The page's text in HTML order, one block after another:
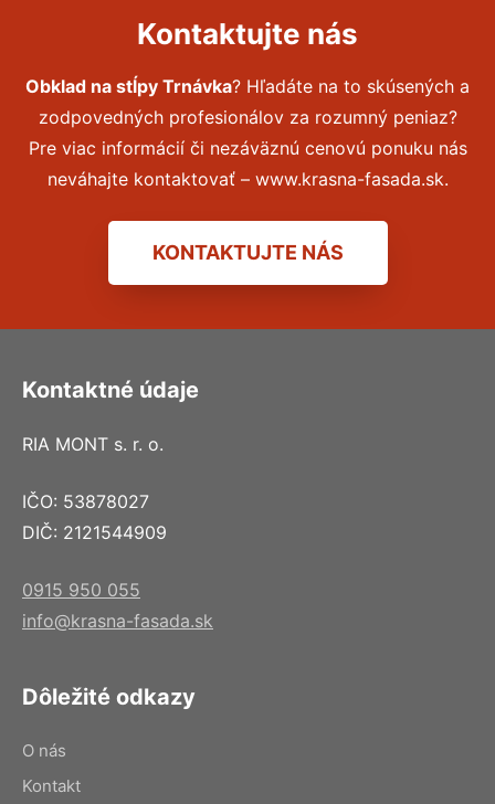
Kontaktujte nás
Obklad na stĺpy Trnávka? Hľadáte na to skúsených a
zodpovedných profesionálov za rozumný peniaz?
Pre viac informácií či nezáväznú cenovú ponuku nás
neváhajte kontaktovať – www.krasna-fasada.sk.
KONTAKTUJTE NÁS
Kontaktné údaje
RIA MONT s. r. o.
IČO: 53878027
DIČ: 2121544909
0915 950 055
info@krasna-fasada.sk
Dôležité odkazy
O nás
Kontakt